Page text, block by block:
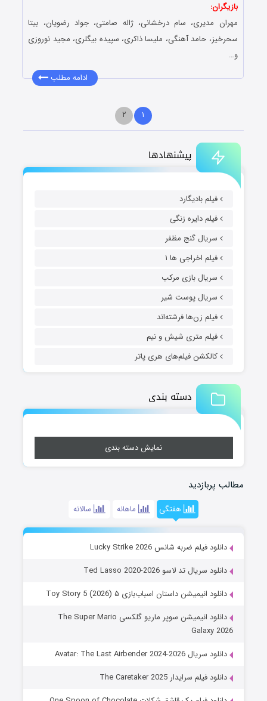
پیشنهادها
فیلم بادیگارد
فیلم دایره زنگی
سریال گنج مظفر
فیلم اخراجی ها ۱
سریال بازی مرکب
سریال پوست شیر
فیلم زن‌ها فرشته‌اند
فیلم متری شیش و نیم
کالکشن فیلم‌های هری پاتر
دسته بندی
نمایش دسته بندی
مطالب پربازدید
هفتگی ماهانه سالانه
دانلود فیلم ضربه شانس Lucky Strike 2026
دانلود سریال تد لاسو Ted Lasso 2020-2026
دانلود انیمیشن داستان اسباب‌بازی ۵ Toy Story 5 (2026)
دانلود انیمیشن سوپر ماریو گلکسی The Super Mario
Galaxy 2026
دانلود سریال Avatar: The Last Airbender 2024-2026
دانلود فیلم سرایدار The Caretaker 2025
بازیگران:
مهران مدیری، سام درخشانی، ژاله صامتی، جواد رضویان، بیتا
سحرخیز، حامد آهنگی، ملیسا ذاکری، سپیده بیگلری، مجید نوروزی
و…
ادامه مطلب
۱ ۲